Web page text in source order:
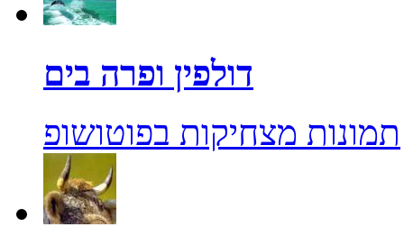
דולפין ופרה בים
תמונות מצחיקות בפוטושופ